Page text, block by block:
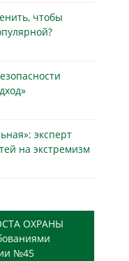
чтобы
эксперт
на экстремизм
ОХРАНЫ
№45